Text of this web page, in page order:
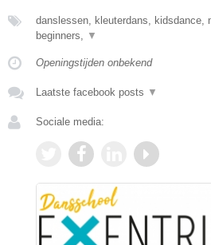
danslessen, kleuterdans, kidsdance,
beginners,
▼
Openingstijden onbekend
Laatste facebook posts ▼
Sociale media: